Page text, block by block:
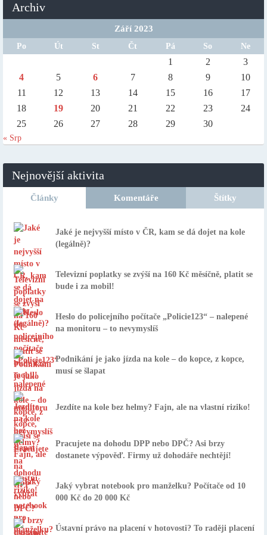
Archiv
Září 2023
Po Út St Čt Pá So Ne
1 2
3
4
5 6 7 8 9
10
11
12 13 14 15 16
17
18
19 20 21 22 23
24
25
26 27 28 29 30
« Srp
Nejnovější aktivita
Články Komentáře Štítky
Jaké je nejvyšší místo v ČR, kam se dá dojet na kole
(legálně)?
Televizní poplatky se zvýší na 160 Kč měsíčně, platit se
bude i za mobil!
Heslo do policejního počítače „Policie123“ – nalepené
na monitoru – to nevymyslíš
Podnikání je jako jízda na kole – do kopce, z kopce,
musí se šlapat
Jezdíte na kole bez helmy? Fajn, ale na vlastní riziko!
Pracujete na dohodu DPP nebo DPČ? Asi brzy
dostanete výpověď. Firmy už dohodáře nechtějí!
Jaký vybrat notebook pro manželku? Počítače od 10
000 Kč do 20 000 Kč
Ústavní právo na placení v hotovosti? To raději placení